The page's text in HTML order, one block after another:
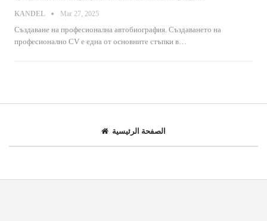
KANDEL Mar 27, 2025
Създаване на професионална автобиография. Създаването на
професионално CV е една от основните стъпки в
الصفحة الرئيسية